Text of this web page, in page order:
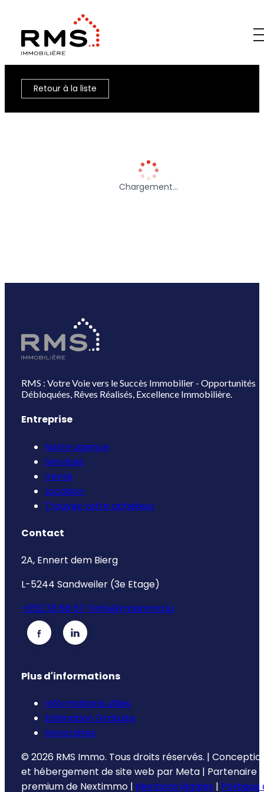
Retour à la liste
Chargement…
RMS : Votre Voie vers le Succès Immobilier - Opportunités
Débloquées, Rêves Réalisés, Excellence Immobilière.
Entreprise
Notre agence
Services
Vente
Location
Trouvez votre acheteur
Contact
2A, Ennert dem Bierg
L-5244 Sandweiler (3e Etage)
+352 33 66 67-1info@rmsimmo.lu
Plus d'informations
Informations utiles
Estimation Gratuite
Honoraires
© 2026 RMS Immo. Tous droits réservés. |
et hébergement de site web par Meta | Partenaire
premium de Nextimmo | Mentions légales | Politique